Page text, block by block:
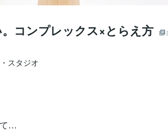
コンプレックス×とらえ方
スタジオ
…